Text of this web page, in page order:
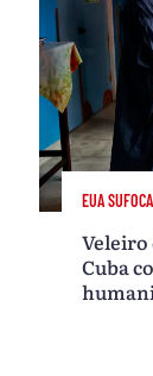
EUA
Veleiro
Cuba